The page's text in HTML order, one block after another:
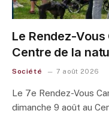
Le Rendez-
Centre de la
Société 7 août 2026
Le 7e Rendez-Vous
dimanche 9 août au